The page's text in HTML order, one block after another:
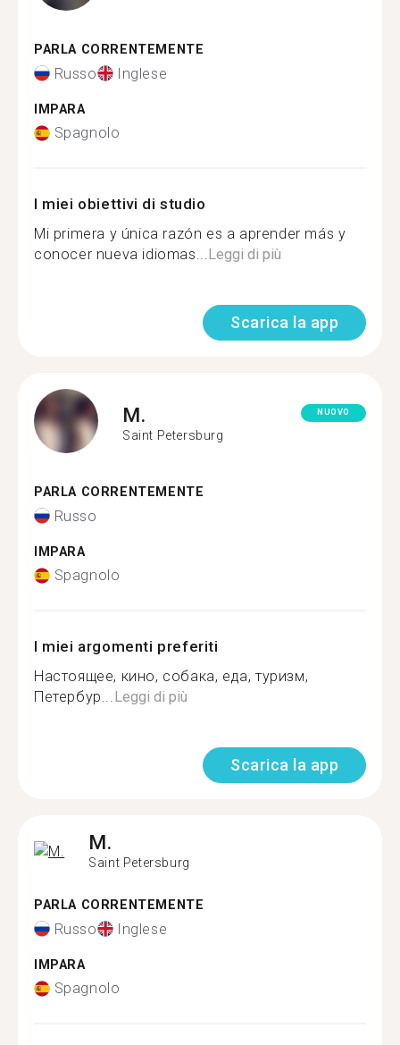
PARLA CORRENTEMENTE
Russo Inglese
IMPARA
Spagnolo
I miei obiettivi di studio
Mi primera y única razón es a aprender más y
conocer nueva idiomas...Leggi di più
Scarica la app
M.
Saint Petersburg
NUOVO
PARLA CORRENTEMENTE
Russo
IMPARA
Spagnolo
I miei argomenti preferiti
Настоящее, кино, собака, еда, туризм,
Петербур...Leggi di più
Scarica la app
M.
Saint Petersburg
PARLA CORRENTEMENTE
Russo Inglese
IMPARA
Spagnolo